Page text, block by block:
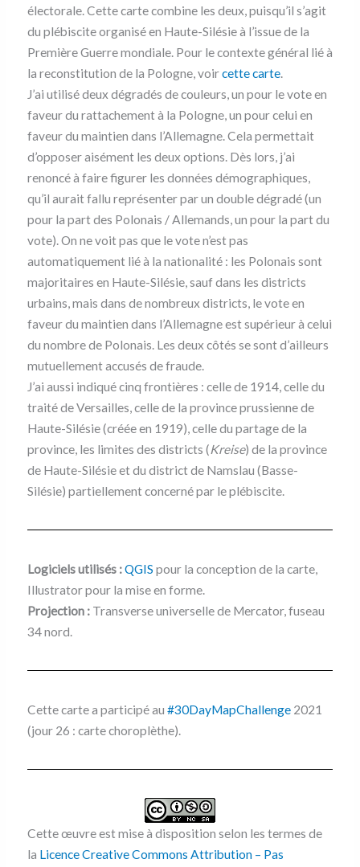
électorale. Cette carte combine les deux, puisqu’il s’agit
du plébiscite organisé en Haute-Silésie à l’issue de la
Première Guerre mondiale. Pour le contexte général lié à
la reconstitution de la Pologne, voircette carte.
J’ai utilisé deux dégradés de couleurs, un pour le vote en
faveur du rattachement à la Pologne, un pour celui en
faveur du maintien dans l’Allemagne. Cela permettait
d’opposer aisément les deux options. Dès lors, j’ai
renoncé à faire figurer les données démographiques,
qu’il aurait fallu représenter par un double dégradé (un
pour la part des Polonais / Allemands, un pour la part du
vote). On ne voit pas que le vote n’est pas
automatiquement lié à la nationalité : les Polonais sont
majoritaires en Haute-Silésie, sauf dans les districts
urbains, mais dans de nombreux districts, le vote en
faveur du maintien dans l’Allemagne est supérieur à celui
du nombre de Polonais. Les deux côtés se sont d’ailleurs
mutuellement accusés de fraude.
J’ai aussi indiqué cinq frontières : celle de 1914, celle du
traité de Versailles, celle de la province prussienne de
Haute-Silésie (créée en 1919), celle du partage de la
province, les limites des districts (Kreise) de la province
de Haute-Silésie et du district de Namslau (Basse-
Silésie) partiellement concerné par le plébiscite.
Logiciels utilisés :QGIS pour la conception de la carte,
Illustrator pour la mise en forme.
Projection :Transverse universelle de Mercator, fuseau
34 nord.
Cette carte a participé au #30DayMapChallenge2021
(jour 26 : carte choroplèthe).
Cette œuvre est mise à disposition selon les termes de
la Licence Creative Commons Attribution – Pas